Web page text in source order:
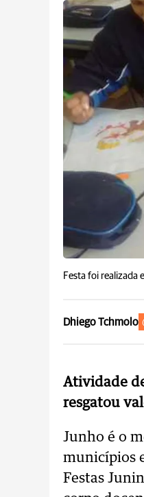
Festa foi realizada
Dhiego Tchmolo
Atividade
resgatou
Junho é o
municípios
Festas